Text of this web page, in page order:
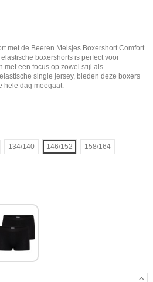
met de Beeren Meisjes Boxershort Comfort
boxershorts is perfect voor
met een focus op zowel stijl als
single jersey, bieden deze boxers
hele dag meegaat.
134/140 146/152 158/164